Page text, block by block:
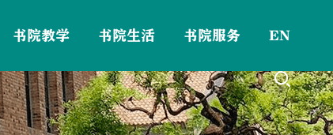
书院教学 书院生活 书院服务 EN